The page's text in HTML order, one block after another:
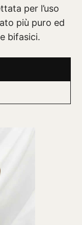
per l’uso
più puro ed
bifasici.